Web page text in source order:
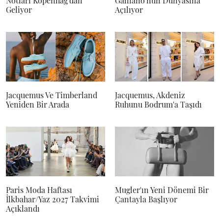
Geliyor
Açılıyor
Jacquemus Ve Timberland
Yeniden Bir Arada
Jacquemus, Akdeniz
Ruhunu Bodrum'a Taşıdı
Paris Moda Haftası
İlkbahar/Yaz 2027 Takvimi
Açıklandı
Mugler'ın Yeni Dönemi Bir
Çantayla Başlıyor